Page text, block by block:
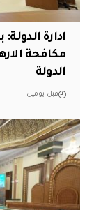
مكافحة
الدولة
قبل يومين